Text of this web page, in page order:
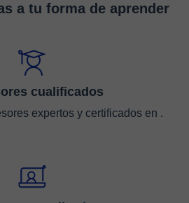
a tu forma de aprender
cualificados
expertos y certificados en .